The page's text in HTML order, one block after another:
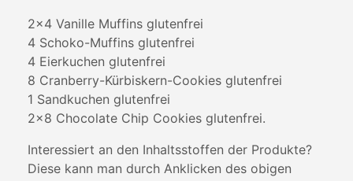
2x4 Vanille Muffins glutenfrei
4 Schoko-Muffins glutenfrei
4 Eierkuchen glutenfrei
8 Cranberry-Kürbiskern-Cookies glutenfrei
1 Sandkuchen glutenfrei
2x8 Chocolate Chip Cookies glutenfrei.
Interessiert an den Inhaltsstoffen der Produkte?
Diese kann man durch Anklicken des obigen